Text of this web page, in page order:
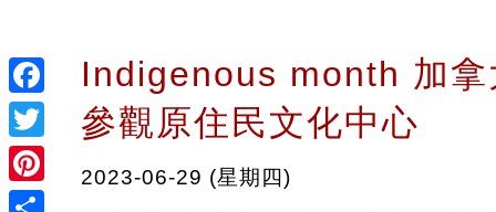
Facebook
Twitter
Pinterest
Indigenous month 加拿
參觀原住民文化中心
2023-06-29 (星期四)